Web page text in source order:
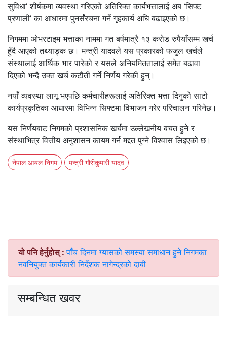
सुविधा’ शीर्षकमा व्यवस्था गरिएको अतिरिक्त कार्यभत्तालाई अब ‘सिफ्ट
प्रणाली’ का आधारमा पुनर्संरचना गर्ने गृहकार्य अघि बढाइएको छ।
निगममा ओभरटाइम भत्ताका नाममा गत बर्षमात्रै १३ करोड रुपैयाँसम्म खर्च
हुँदै आएको तथ्याङ्क छ। मन्त्री यादवले यस प्रकारको फजुल खर्चले
संस्थालाई आर्थिक भार पारेको र यसले अनियमिततालाई समेत बढावा
दिएको भन्दै उक्त खर्च कटौती गर्ने निर्णय गरेकी हुन्।
नयाँ व्यवस्था लागू भएपछि कर्मचारीहरूलाई अतिरिक्त भत्ता दिनुको साटो
कार्यप्रकृतिका आधारमा विभिन्न सिफ्टमा विभाजन गरेर परिचालन गरिनेछ।
यस निर्णयबाट निगमको प्रशासनिक खर्चमा उल्लेखनीय बचत हुने र
संस्थाभित्र वित्तीय अनुशासन कायम गर्न मद्दत पुग्ने विश्वास लिइएको छ।
नेपाल आयल निगम मन्त्री गौरीकुमारी यादव
यो पनि हेर्नुहोस् :पाँच दिनमा ग्यासको समस्या समाधान हुने निगमका
नवनियुक्त कार्यकारी निर्देशक नागेन्द्रको दाबी
सम्बन्धित खवर